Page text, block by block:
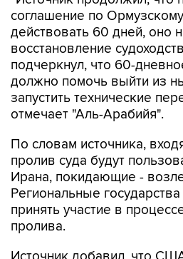
соглашение по
действовать 60 дней, оно
восстановление
подчеркнул, что 60-
должно помочь выйти из
запустить технические
отмечает "Аль-Арабийя".
По словам источника,
пролив суда будут
Ирана, покидающие -
Региональные
принять участие в
пролива.